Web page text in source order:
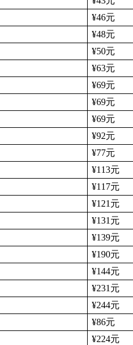
¥46元
¥48元
¥50元
¥63元
¥69元
¥69元
¥69元
¥92元
¥77元
¥113元
¥117元
¥121 元
¥131 元
¥139元
¥190元
¥144元
¥231 元
¥244元
¥86元
¥224元